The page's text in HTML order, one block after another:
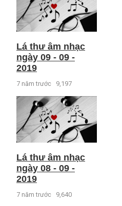
Lá thư âm nhạc
ngày 09 - 09 -
2019
7 năm trước 9,197
Lá thư âm nhạc
ngày 08 - 09 -
2019
7 năm trước 9,640